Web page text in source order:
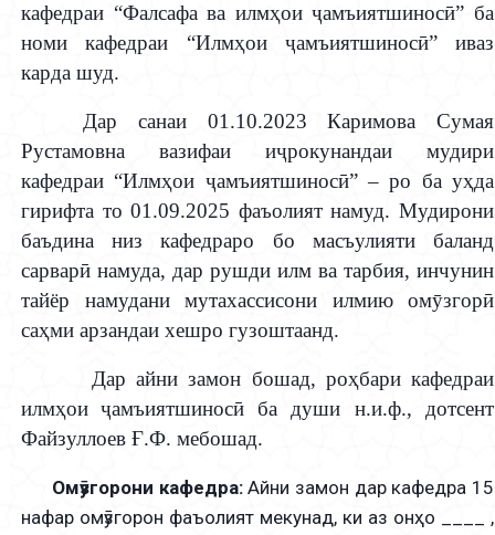
кафедраи “Фалсафа ва илмҳоиҷамъиятшиносӣ” ба
номи кафедраи “Илмҳои ҷамъиятшиносӣ” иваз
карда шуд.
Дар санаи 01.10.2023 Каримова Сумая
Рустамовна вазифаи иҷрокунандаи мудири
кафедраи “Илмҳои ҷамъиятшиносӣ” – ро ба уҳда
гирифта то 01.09.2025 фаъолият намуд. Мудирони
баъдина низ кафедраро бо масъулияти баланд
сарварӣ намуда, дар рушди илм ва тарбия, инчунин
тайёр намудани мутахассисони илмию омӯзгорӣ
саҳми арзандаи хешро гузоштаанд.
Дар айни замон бошад, роҳбари кафедраи
илмҳои ҷамъиятшиносӣ ба души н.и.ф., дотсент
Файзуллоев Ғ.Ф. мебошад.
Омӯзгорони кафедра:Айни замон дар кафедра 15
нафар омӯзгорон фаъолият мекунад, ки аз онҳо ____ ,